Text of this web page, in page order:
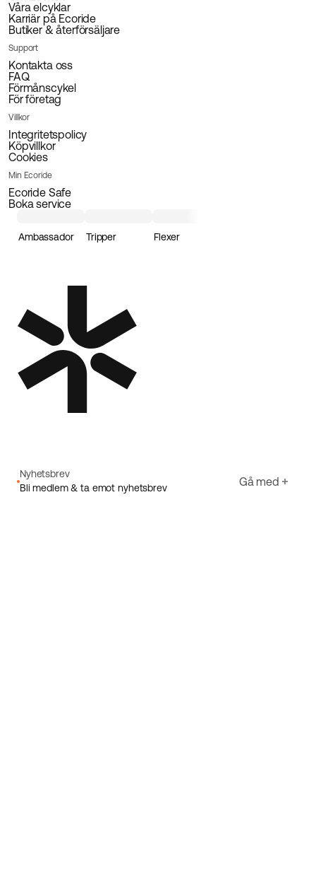
Våra elcyklar
Karriär på Ecoride
Butiker & återförsäljare
Support
Kontakta oss
FAQ
Förmånscykel
För företag
Villkor
Integritetspolicy
Köpvillkor
Cookies
Min Ecoride
Ecoride Safe
Boka service
Ambassador Tripper Flexer
Nyhetsbrev
Bli medlem & ta emot nyhetsbrev
Gå med